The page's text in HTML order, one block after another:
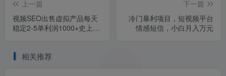
上一篇
视频SEO出售虚拟产品每天
稳定2-5单利润1000+史上最
下一篇
冷门暴利项目，短视频平台
情感短信，小白月入万元
相关推荐